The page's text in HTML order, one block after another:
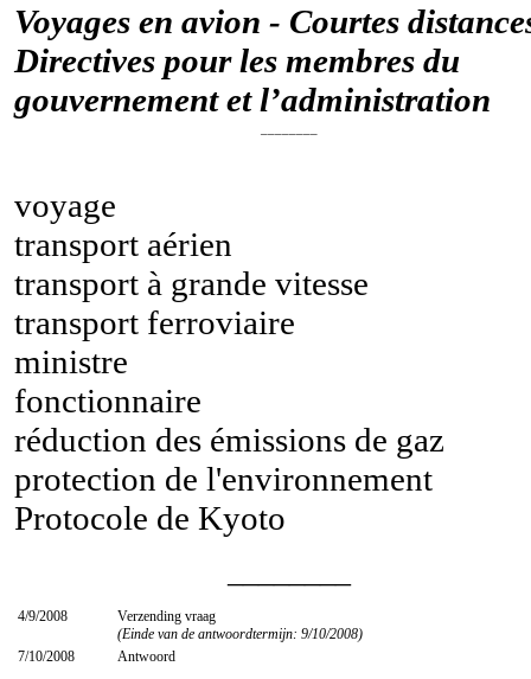
Voyages en avion - Courtes
Directives pour les membres du
gouvernement et l’administration
voyage
transport aérien
transport à grande vitesse
transport ferroviaire
ministre
fonctionnaire
réduction des émissions de gaz
protection de l'environnement
Protocole de Kyoto
4/9/2008
Verzending vraag
(Einde van de antwoordtermijn: 9/10/2008)
7/10/2008
Antwoord